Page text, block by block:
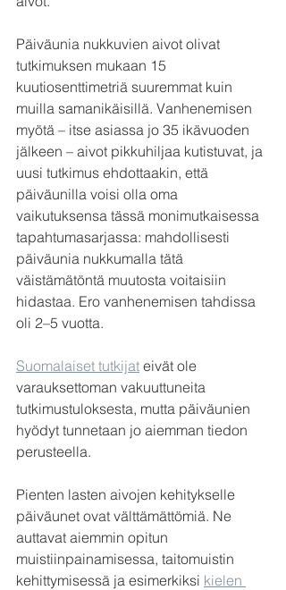
Päiväunia nukkuvien aivot olivat
tutkimuksen mukaan 15
kuutiosenttimetriä suuremmat kuin
muilla samanikäisillä. Vanhenemisen
myötä ­– itse asiassa jo 35 ikävuoden
jälkeen – aivot pikkuhiljaa kutistuvat, ja
uusi tutkimus ehdottaakin, että
päiväunilla voisi olla oma
vaikutuksensa tässä monimutkaisessa
tapahtumasarjassa: mahdollisesti
päiväunia nukkumalla tätä
väistämätöntä muutosta voitaisiin
hidastaa. Ero vanhenemisen tahdissa
oli 2–5 vuotta.
Suomalaiset tutkijat eivät ole
varauksettoman vakuuttuneita
tutkimustuloksesta, mutta päiväunien
hyödyt tunnetaan jo aiemman tiedon
perusteella.
Pienten lasten aivojen kehitykselle
päiväunet ovat välttämättömiä. Ne
auttavat aiemmin opitun
muistiinpainamisessa, taitomuistin
kehittymisessä ja esimerkiksi kielen